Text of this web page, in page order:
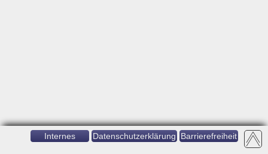
Internes Datenschutzerklärung Barrierefreiheit